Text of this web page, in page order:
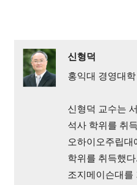
신형덕
홍익대 경영대
신형덕 교수는
석사 학위를 취
오하이오주립대
학위를 취득했
조지메이슨대를